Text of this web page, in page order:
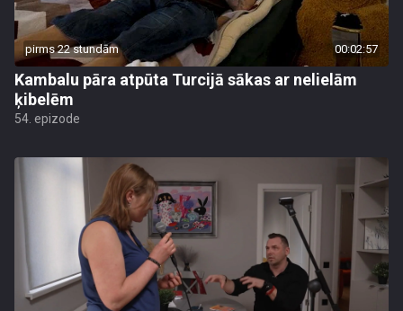
pirms 22 stundām 00:02:57
Kambalu pāra atpūta Turcijā sākas ar nelielām
ķibelēm
54. epizode